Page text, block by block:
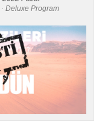
Deluxe Program